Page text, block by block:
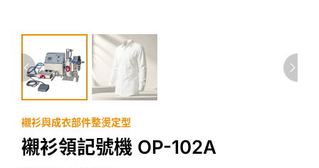
襯衫與成衣部件整燙定型
襯衫領記號機 OP-102A